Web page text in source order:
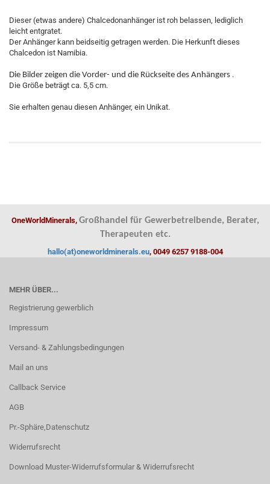
Dieser (etwas andere) Chalcedonanhänger ist roh belassen, lediglich
leicht entgratet.
Der Anhänger kann beidseitig getragen werden. Die Herkunft dieses
Chalcedon ist Namibia.
Die Bilder zeigen die Vorder- und die Rückseite des Anhängers .
Die Größe beträgt ca. 5,5 cm.
Sie erhalten genau diesen Anhänger, ein Unikat.
OneWorldMinerals, Großhandel für Gewerbetreibende, Berater,
Therapeuten etc.
hallo(at)oneworldminerals.eu, 0049 6257 9188-004
MEHR ÜBER...
Registrierung gewerblich
Impressum
Versand- & Zahlungsbedingungen
Mail an uns
Callback Service
AGB
Pr.-Sphäre,Datenschutz
Widerrufsrecht
Download Muster-Widerrufsformular & Widerrufsrecht